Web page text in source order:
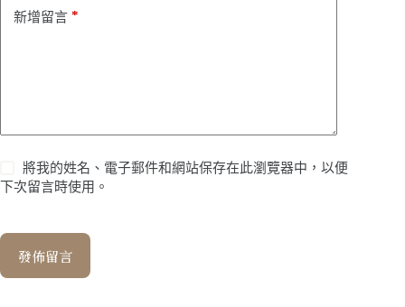
新增留言 *
將我的姓名、電子郵件和網站保存在此瀏覽器中，以便
下次留言時使用。
發佈留言